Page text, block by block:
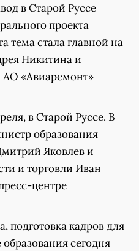
в Старой Руссе
проекта
тема стала главной на
Никитина и
АО «Авиаремонт»
в Старой Руссе. В
образования
Яковлев и
и торговли Иван
центре
подготовка кадров для
сегодня